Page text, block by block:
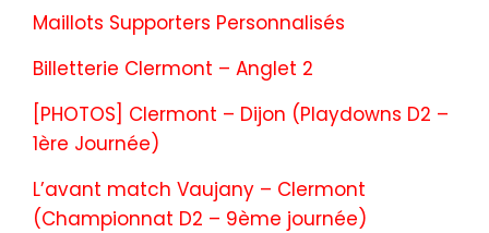
Maillots Supporters Personnalisés
Billetterie Clermont – Anglet 2
[PHOTOS] Clermont – Dijon (Playdowns D2 –
1ère Journée)
L’avant match Vaujany – Clermont
(Championnat D2 – 9ème journée)